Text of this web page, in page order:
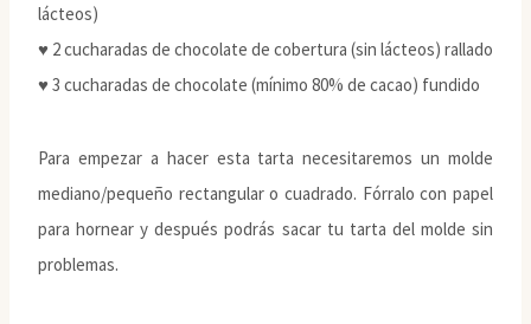
lácteos)
♥ 2 cucharadas de chocolate de cobertura (sin lácteos) rallado
♥ 3 cucharadas de chocolate (mínimo 80% de cacao) fundido
Para empezar a hacer esta tarta necesitaremos un molde
mediano/pequeño rectangular o cuadrado. Fórralo con papel
para hornear y después podrás sacar tu tarta del molde sin
problemas.